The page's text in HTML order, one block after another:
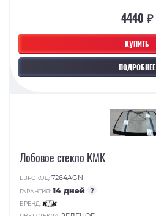
КУПИТЬ
ПОДРОБНЕЕ
4440 ₽
Лобовое стекло КМК
ЕВРОКОД:7264AGN
ГАРАНТИЯ:14 дней ?
БРЕНД: